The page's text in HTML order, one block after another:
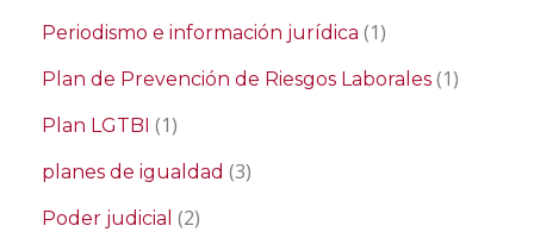
Periodismo e información jurídica (1)
Plan de Prevención de Riesgos Laborales (1)
Plan LGTBI (1)
planes de igualdad (3)
Poder judicial (2)